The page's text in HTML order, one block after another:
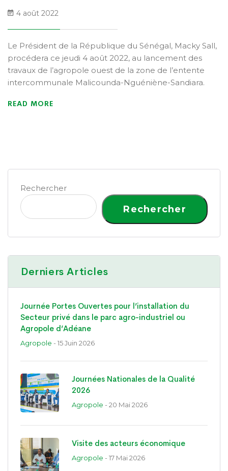
4 août 2022
Le Président de la République du Sénégal, Macky Sall,
procédera ce jeudi 4 août 2022, au lancement des
travaux de l’agropole ouest de la zone de l’entente
intercommunale Malicounda-Nguéniène-Sandiara.
READ MORE
Rechercher
Rechercher
Derniers Articles
Journée Portes Ouvertes pour l’installation du
Secteur privé dans le parc agro-industriel ou
Agropole d’Adéane
Agropole - 15 Juin 2026
Journées Nationales de la Qualité
2026
Agropole - 20 Mai 2026
Visite des acteurs économique
Agropole - 17 Mai 2026